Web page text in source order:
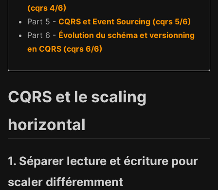
(cqrs 4/6)
Part 5 - CQRS et Event Sourcing (cqrs 5/6)
Part 6 - Évolution du schéma et versionning
en CQRS (cqrs 6/6)
CQRS et le scaling
horizontal
1. Séparer lecture et écriture pour
scaler différemment